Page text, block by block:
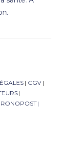
| CGV|
|
|